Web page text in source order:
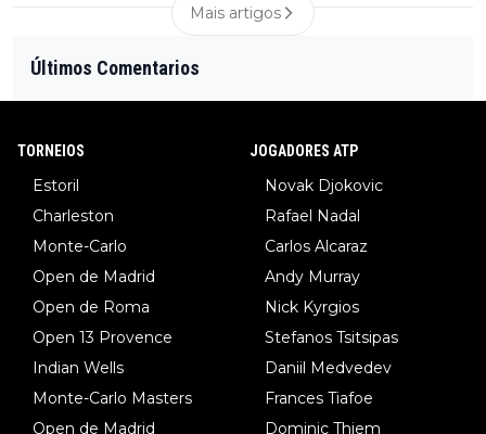
Mais artigos
Últimos Comentarios
TORNEIOS
Estoril
Charleston
Monte-Carlo
Open de Madrid
Open de Roma
Open 13 Provence
Indian Wells
Monte-Carlo Masters
Open de Madrid
JOGADORES ATP
Novak Djokovic
Rafael Nadal
Carlos Alcaraz
Andy Murray
Nick Kyrgios
Stefanos Tsitsipas
Daniil Medvedev
Frances Tiafoe
Dominic Thiem